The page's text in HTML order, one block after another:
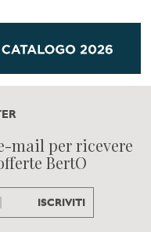
mail per ricevere
BertO
ISCRIVITI